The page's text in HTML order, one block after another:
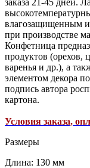
влагозащищенным
при производстве
Конфетница
продуктов (орехов,
варенья и др.), а
элементом декора
подпись автора
картона.
Условия заказа,
Размеры
Длина: 130 мм